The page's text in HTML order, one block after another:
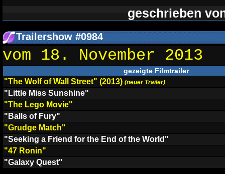
geschrieben
Trailershow #0984
vom 18. November 2013
gezeigte Filmtrailer
"The Wolf of Wall Street" (2013) (neuer Trailer)
"Little Miss Sunshine"
"The Lego Movie"
"Balls of Fury"
"Grudge Match"
"Seeking a Friend for the End of the World"
"47 Ronin"
"Galaxy Quest"